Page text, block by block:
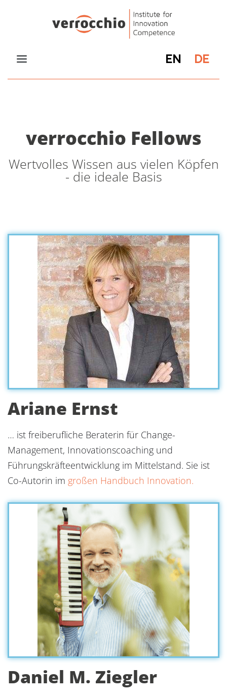
EN DE
verrocchio Fellows
Wertvolles Wissen aus vielen Köpfen
- die ideale Basis
Ariane Ernst
… ist freiberufliche Beraterin für Change-
Management, Innovationscoaching und
Führungskräfteentwicklung im Mittelstand. Sie ist
Co-Autorin im großen Handbuch Innovation.
Daniel M. Ziegler